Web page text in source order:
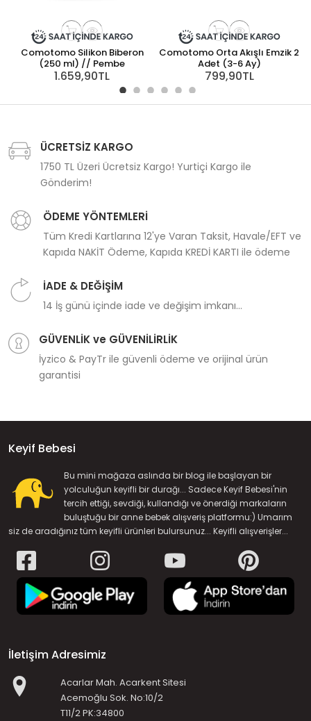
Comotomo Silikon Biberon
(250 ml) // Pembe
1.659,90TL
Comotomo Orta Akışlı Emzik 2
Adet (3-6 Ay)
799,90TL
ÜCRETSİZ KARGO
1750 TL Üzeri Ücretsiz Kargo! Yurtiçi Kargo ile
Gönderim!
ÖDEME YÖNTEMLERİ
Tüm Kredi Kartlarına 12'ye Varan Taksit, Havale/EFT ve
Kapıda NAKİT Ödeme, Kapıda KREDİ KARTI ile ödeme
İADE & DEĞİŞİM
14 İş günü içinde iade ve değişim imkanı...
GÜVENLİK ve GÜVENİLİRLİK
İyzico & PayTr ile güvenli ödeme ve orijinal ürün
garantisi
Keyif Bebesi
Bu mini mağaza aslında bir blog ile başlayan bir
yolculuğun keyifli bir durağı... Sadece Keyif Bebesi'nin
tercih ettiği, sevdiği, kullandığı ve önerdiği markaların
buluştuğu bir anne bebek alışveriş platformu:) Umarım
siz de aradığınız tüm keyifli ürünleri bulursunuz... Keyifli alışverişler...
İletişim Adresimiz
Acarlar Mah. Acarkent Sitesi
Acemoğlu Sok. No:10/2
T11/2 PK:34800